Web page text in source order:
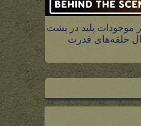
موجودات پلید در پشت
حلقه‌های قدرت